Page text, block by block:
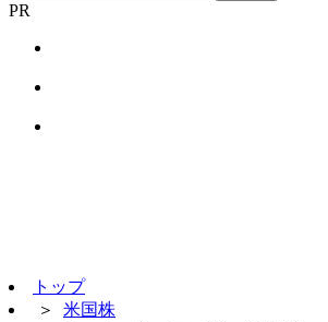
PR
トップ
＞ 米国株